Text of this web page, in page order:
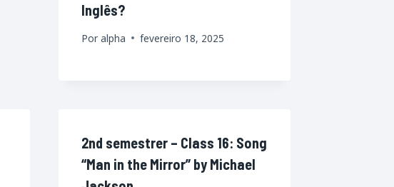
Inglês?
Por alpha fevereiro 18, 2025
2nd semestrer – Class 16: Song
“Man in the Mirror” by Michael